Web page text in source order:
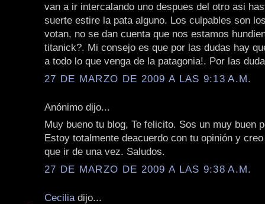
van a ir intercalando uno despues del otro asi
suerte estire la pata alguno. Los culpables son
votan, no se dan cuenta que nos estamos
titanick?. Mi consejo es que por las dudas hay
a todo lo que venga de la patagonia!. Por las
27 DE MARZO DE 2009 A LAS 9:13 A.M.
Anónimo dijo...
Muy bueno tu blog, Te felicito. Sos un muy buen
Estoy totalmente deacuerdo con tu opinión y
que ir de una vez. Saludos.
27 DE MARZO DE 2009 A LAS 9:38 A.M.
Cecilia dijo...